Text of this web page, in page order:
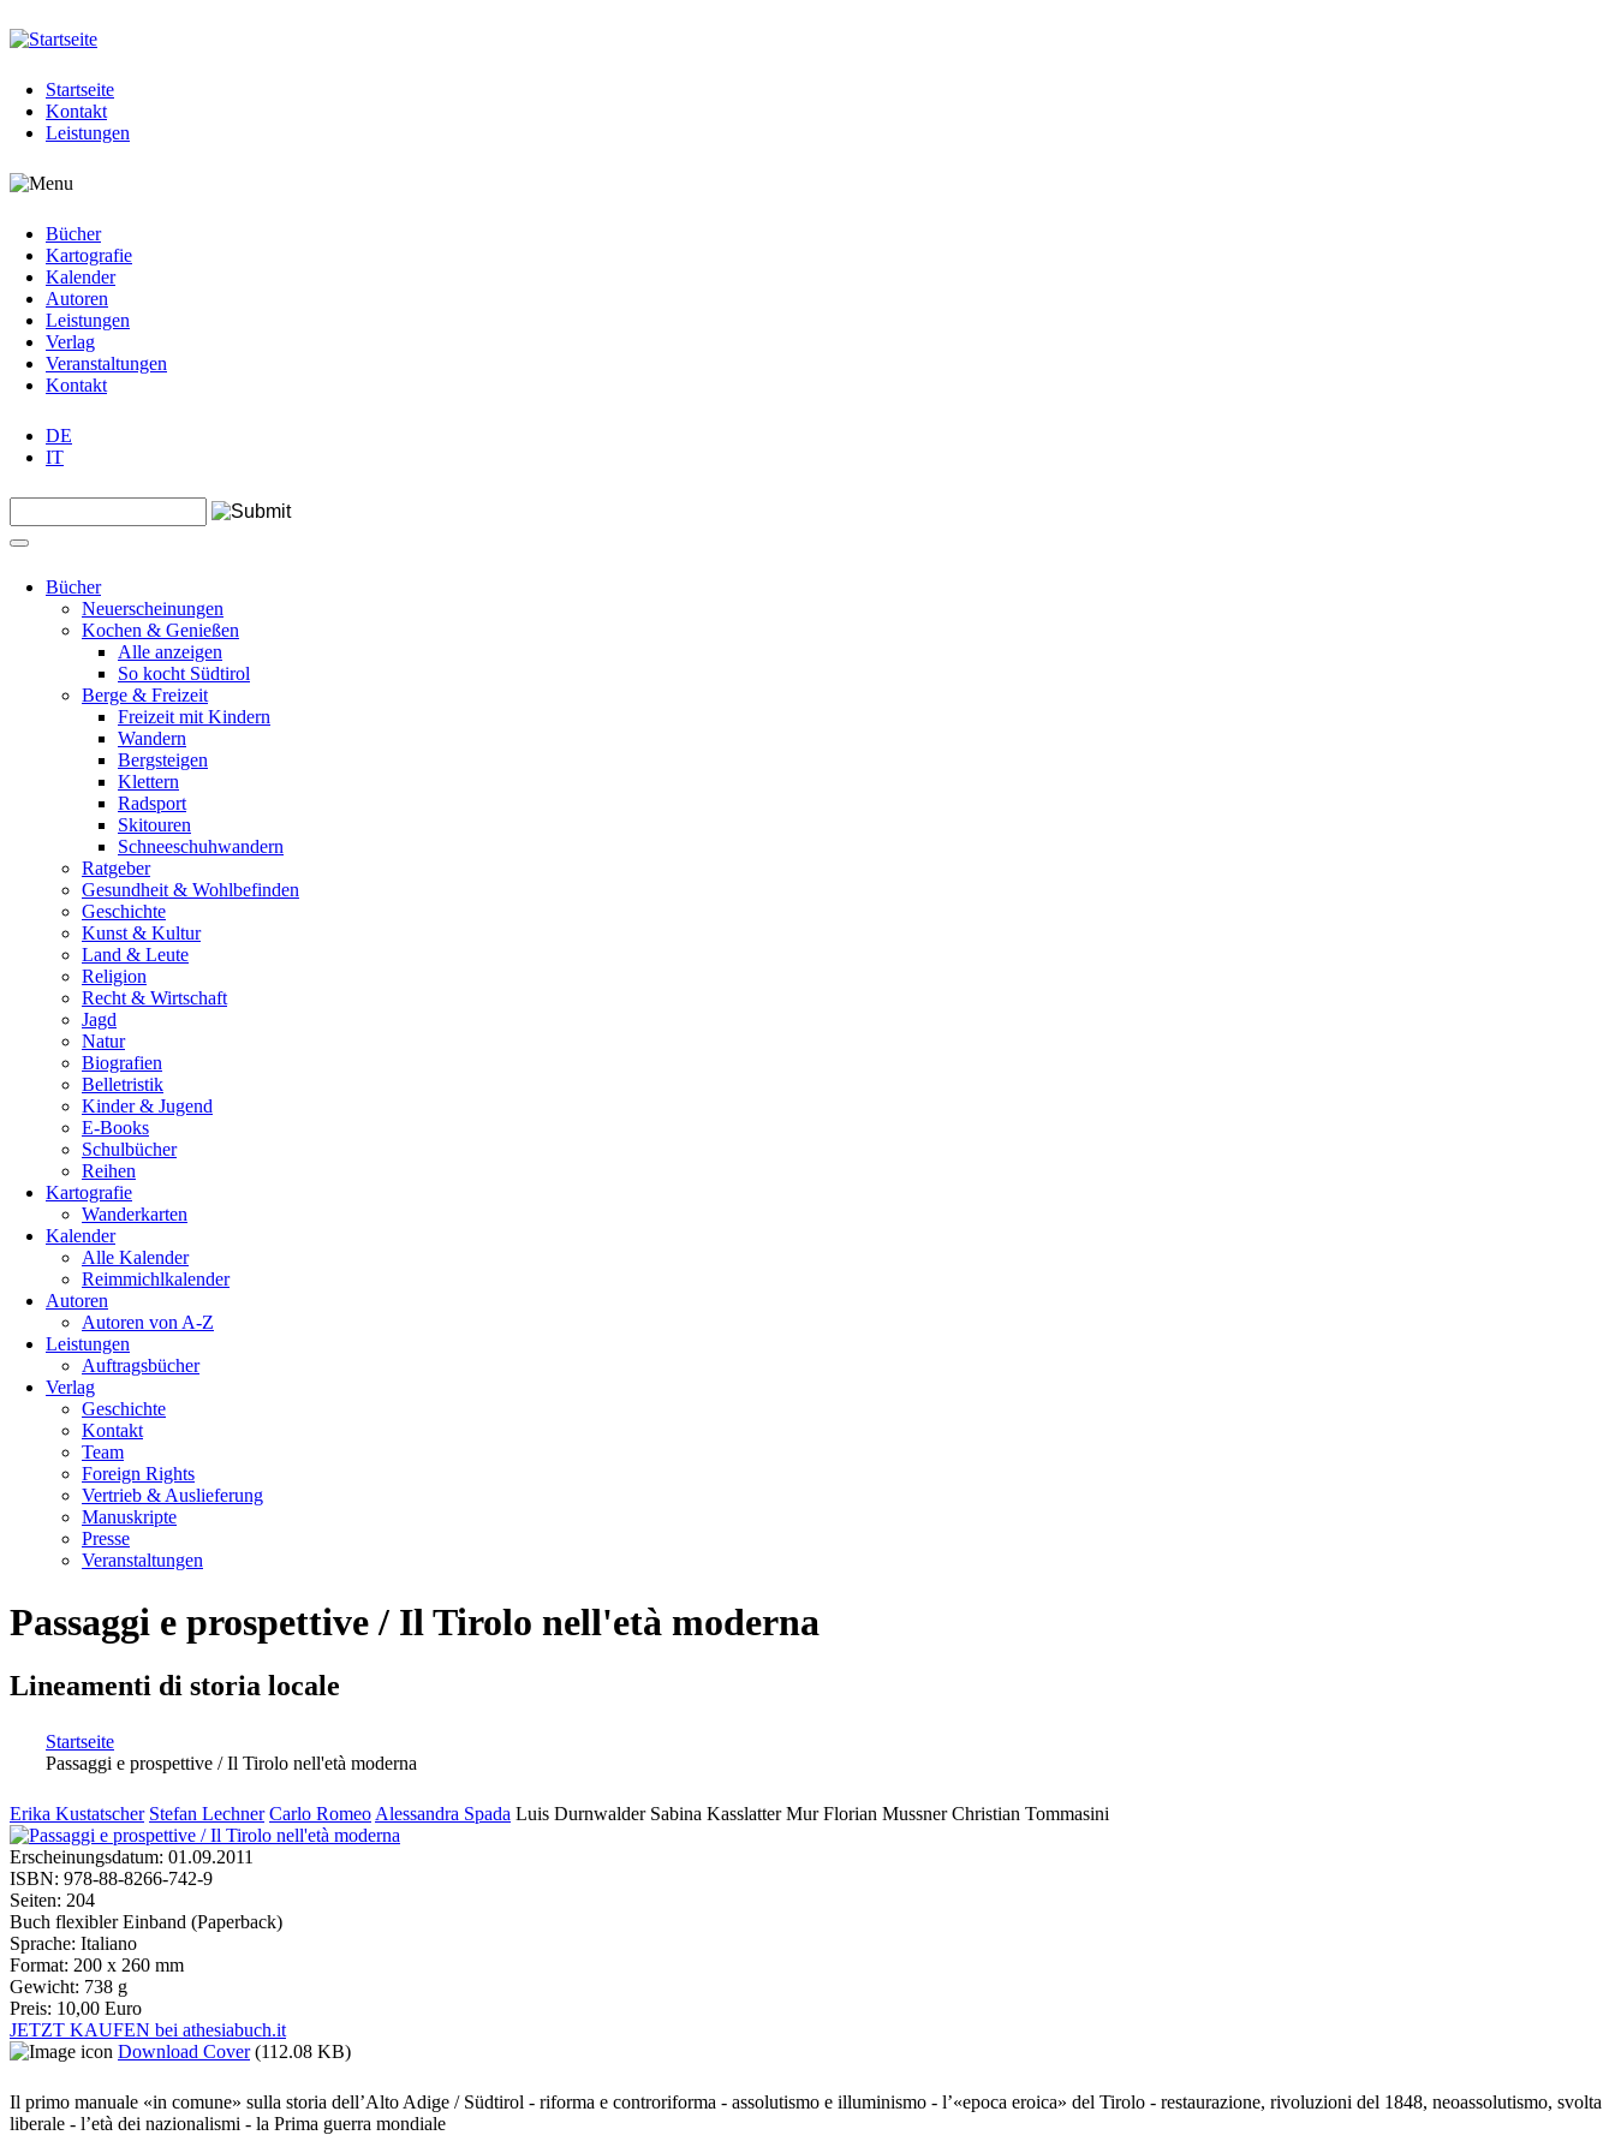
Jump to navigation
Startseite
Kontakt
Leistungen
Bücher
Kartografie
Kalender
Autoren
Leistungen
Verlag
Veranstaltungen
Kontakt
DE
IT
Suchformular
Bücher
Neuerscheinungen
Kochen & Genießen
Alle anzeigen
So kocht Südtirol
Berge & Freizeit
Freizeit mit Kindern
Wandern
Bergsteigen
Klettern
Radsport
Skitouren
Schneeschuhwandern
Ratgeber
Gesundheit & Wohlbefinden
Geschichte
Kunst & Kultur
Land & Leute
Religion
Recht & Wirtschaft
Jagd
Natur
Biografien
Belletristik
Kinder & Jugend
E-Books
Schulbücher
Reihen
Kartografie
Wanderkarten
Kalender
Alle Kalender
Reimmichlkalender
Autoren
Autoren von A-Z
Leistungen
Auftragsbücher
Verlag
Geschichte
Kontakt
Team
Foreign Rights
Vertrieb & Auslieferung
Manuskripte
Presse
Veranstaltungen
Passaggi e prospettive / Il Tirolo nell'età moderna
Lineamenti di storia locale
Sie sind hier
Startseite
Passaggi e prospettive / Il Tirolo nell'età moderna
Erika Kustatscher Stefan Lechner Carlo RomeoAlessandra Spada Luis Durnwalder Sabina Kasslatter Mur Florian Mussner Christian Tommasini
Erscheinungsdatum: 01.09.2011
ISBN: 978-88-8266-742-9
Seiten: 204
Buch flexibler Einband (Paperback)
Sprache: Italiano
Format: 200 x 260 mm
Gewicht: 738 g
Preis: 10,00 Euro
JETZT KAUFEN bei athesiabuch.it
Download Cover (112.08 KB)
Il primo manuale «in comune» sulla storia dell’Alto Adige / Südtirol - riforma e controriforma - assolutismo e illuminismo - l’«epoca eroica» del Tirolo - restaurazione, rivoluzioni del 1848, neoassolutismo, svolta
liberale - l’età dei nazionalismi - la Prima guerra mondiale